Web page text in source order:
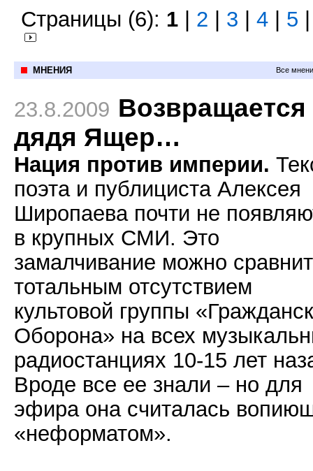
Страницы (6): 1 2 3 4 5
МНЕНИЯ Все
23.8.2009 Возвращается
дядя Ящер…
Нация против империи.
поэта и публициста Алексея
Широпаева почти не
в крупных СМИ. Это
замалчивание можно
тотальным отсутствием
культовой группы
Оборона» на всех
радиостанциях 10-15 лет
Вроде все ее знали – но для
эфира она считалась
«неформатом».